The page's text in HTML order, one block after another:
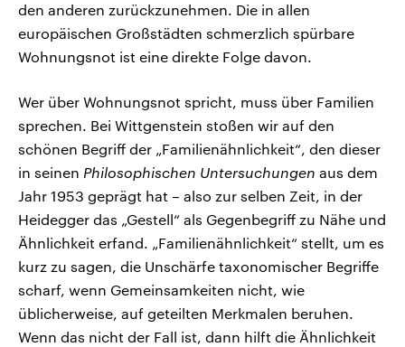
den anderen zurückzunehmen. Die in allen
europäischen Großstädten schmerzlich spürbare
Wohnungsnot ist eine direkte Folge davon.
Wer über Wohnungsnot spricht, muss über Familien
sprechen. Bei Wittgenstein stoßen wir auf den
schönen Begriff der „Familienähnlichkeit“, den dieser
in seinen Philosophischen Untersuchungen aus dem
Jahr 1953 geprägt hat – also zur selben Zeit, in der
Heidegger das „Gestell“ als Gegenbegriff zu Nähe und
Ähnlichkeit erfand. „Familienähnlichkeit“ stellt, um es
kurz zu sagen, die Unschärfe taxonomischer Begriffe
scharf, wenn Gemeinsamkeiten nicht, wie
üblicherweise, auf geteilten Merkmalen beruhen.
Wenn das nicht der Fall ist, dann hilft die Ähnlichkeit